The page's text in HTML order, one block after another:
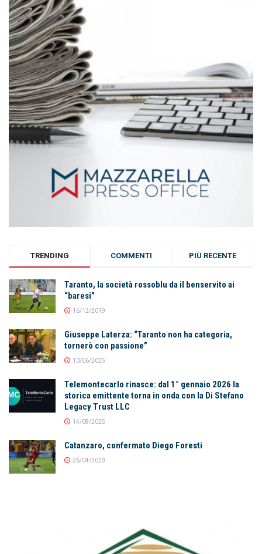
TRENDING COMMENTI PIÙ RECENTE
Taranto, la società rossoblu da il benservito ai
“baresi”
16/12/2019
Giuseppe Laterza: “Taranto non ha categoria,
tornerò con passione”
10/06/2025
Telemontecarlo rinasce: dal 1° gennaio 2026 la
storica emittente torna in onda con la Di Stefano
Legacy Trust LLC
14/08/2025
Catanzaro, confermato Diego Foresti
26/04/2023